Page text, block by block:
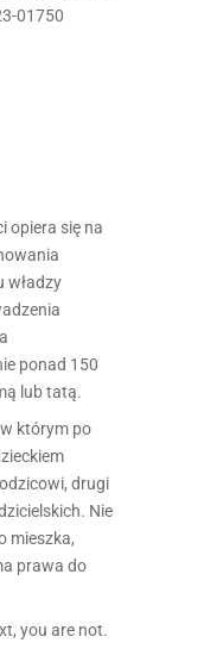
01750
opiera się na
władzy
ponad 150
lub tatą.
którym po
drugi
Nie
mieszka,
prawa do
you are not.